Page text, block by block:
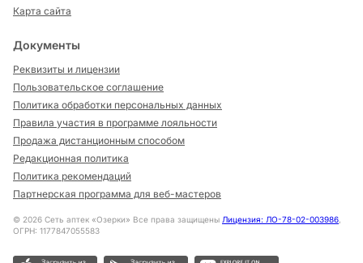
Карта сайта
Документы
Реквизиты и лицензии
Пользовательское соглашение
Политика обработки персональных данных
Правила участия в программе лояльности
Продажа дистанционным способом
Редакционная политика
Политика рекомендаций
Партнерская программа для веб-мастеров
© 2026 Сеть аптек «Озерки» Все права защищены Лицензия: ЛО-78-02-003986,
ОГРН: 1177847055583